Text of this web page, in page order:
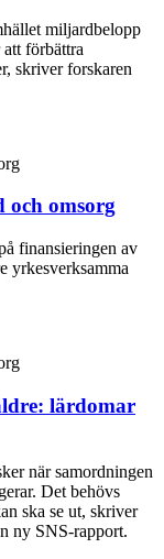
miljardbelopp
förbättra
skriver forskaren
och omsorg
finansieringen av
yrkesverksamma
lärdomar
när samordningen
Det behövs
ska se ut, skriver
ny SNS-rapport.